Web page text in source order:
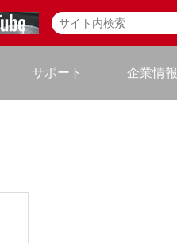
サポート 企業情報